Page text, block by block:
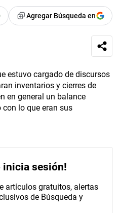
Agregar Búsqueda en
estuvo cargado de discursos
inventarios y cierres de
en general un balance
lo que eran sus
inicia sesión!
artículos gratuitos, alertas
de Búsqueda y